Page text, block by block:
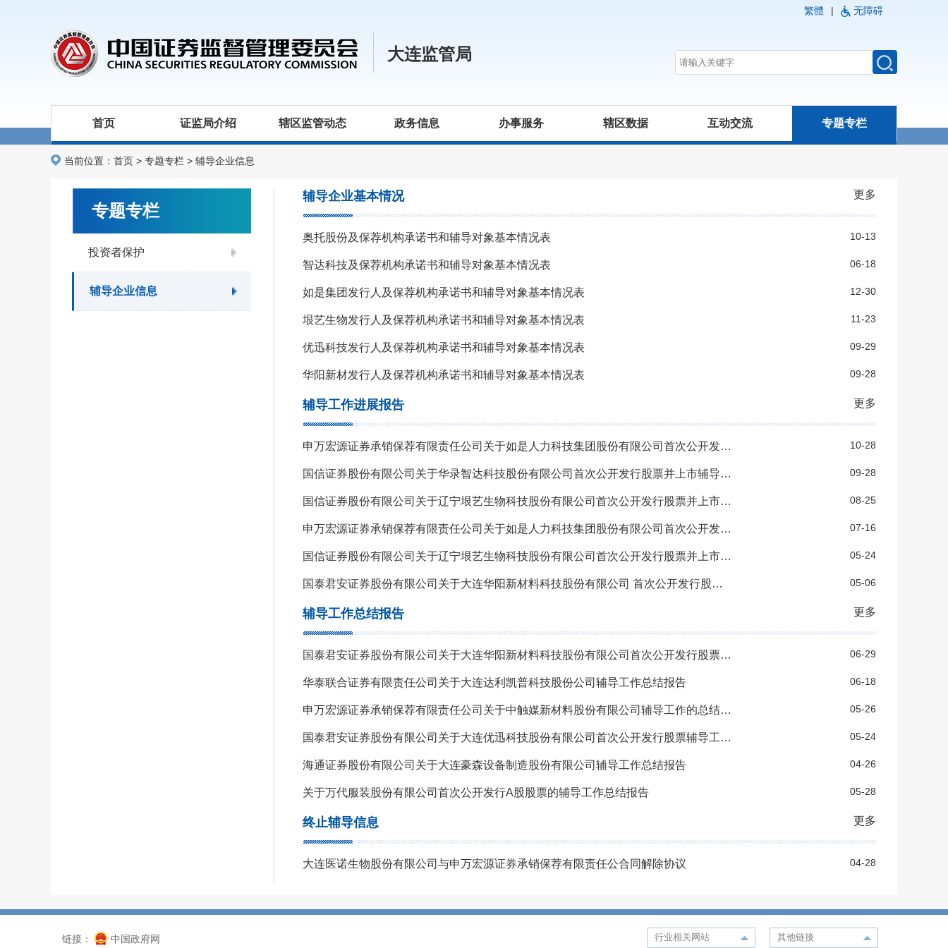
繁體 | 无障碍
大连监管局
首页 证监局介绍 辖区监管动态 政务信息 办事服务 辖区数据 互动交流 专题专栏
当前位置： 首页 > 专题专栏 > 辅导企业信息
专题专栏
投资者保护
辅导企业信息
辅导企业基本情况 更多
奥托股份及保荐机构承诺书和辅导对象基本情况表 10-13
智达科技及保荐机构承诺书和辅导对象基本情况表 06-18
如是集团发行人及保荐机构承诺书和辅导对象基本情况表 12-30
垠艺生物发行人及保荐机构承诺书和辅导对象基本情况表 11-23
优迅科技发行人及保荐机构承诺书和辅导对象基本情况表 09-29
华阳新材发行人及保荐机构承诺书和辅导对象基本情况表 09-28
辅导工作进展报告 更多
申万宏源证券承销保荐有限责任公司关于如是人力科技集团股份有限公司首次公开发行股票并上市辅导工作报告（第三期） 10-28
国信证券股份有限公司关于华录智达科技股份有限公司首次公开发行股票并上市辅导工作进展报告（第一期） 09-28
国信证券股份有限公司关于辽宁垠艺生物科技股份有限公司首次公开发行股票并上市辅导工作进展报告（第三期） 08-25
申万宏源证券承销保荐有限责任公司关于如是人力科技集团股份有限公司首次公开发行股票并上市辅导工作报告（第二期） 07-16
国信证券股份有限公司关于辽宁垠艺生物科技股份有限公司首次公开发行股票并上市辅导工作进展报告（第二期） 05-24
国泰君安证券股份有限公司关于大连华阳新材料科技股份有限公司 首次公开发行股票并上市辅导工作报告 （第三期） 05-06
辅导工作总结报告 更多
国泰君安证券股份有限公司关于大连华阳新材料科技股份有限公司首次公开发行股票辅导工作总结报告 06-29
华泰联合证券有限责任公司关于大连达利凯普科技股份公司辅导工作总结报告 06-18
申万宏源证券承销保荐有限责任公司关于中触媒新材料股份有限公司辅导工作的总结报告 05-26
国泰君安证券股份有限公司关于大连优迅科技股份有限公司首次公开发行股票辅导工作总结报告 05-24
海通证券股份有限公司关于大连豪森设备制造股份有限公司辅导工作总结报告 04-26
关于万代服装股份有限公司首次公开发行A股股票的辅导工作总结报告 05-28
终止辅导信息 更多
大连医诺生物股份有限公司与申万宏源证券承销保荐有限责任公合同解除协议 04-28
链接： 中国政府网